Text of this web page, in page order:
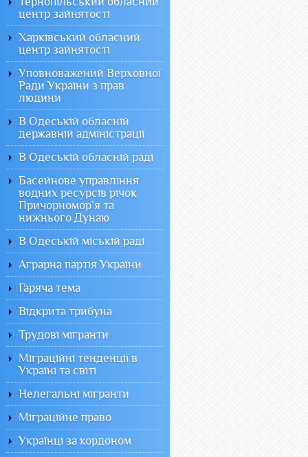
центр зайнятості
Харківський обласний
центр зайнятості
Уповноважений Верховної
Ради України з прав
людини
В Одеській обласній
державній адміністрації
В Одеській обласній раді
Басейнове управління
водних ресурсів річок
Причорномор`я та
нижнього Дунаю
В Одеській міській раді
Аграрна партія України
Гаряча тема
Відкрита трибуна
Трудові мігранти
Міграційні тенденції в
Україні та світі
Нелегальні мігранти
Міграційне право
Українці за кордоном